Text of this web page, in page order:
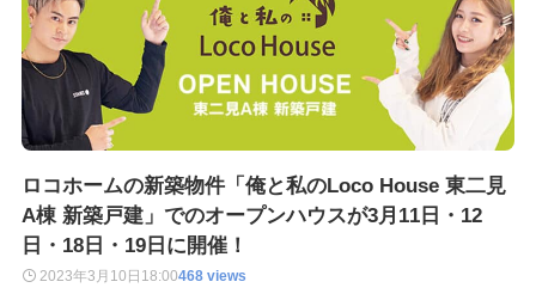
ロコホームの新築物件「俺と私のLoco House 東二見
A棟 新築戸建」でのオープンハウスが3月11日・12
日・18日・19日に開催！
2023年3月10日 18:00468 views